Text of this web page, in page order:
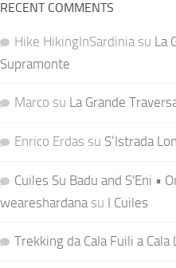
RECENT COMMENTS
Hike HikingInSardinia su La
Supramonte
Marco su La Grande
Enrico Erdas su S’Istrada
Cuiles Su Badu and S'Eni •
weareshardana su I Cuiles
Trekking da Cala Fuili a Cala